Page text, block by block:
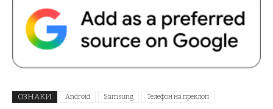
ОЗНАКИ Android Samsung Телефон на преклоп